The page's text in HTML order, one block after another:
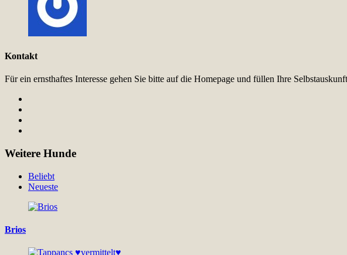
Kontakt
Für ein ernsthaftes Interesse gehen Sie bitte auf die Homepage und füllen Ihre
Weitere Hunde
Beliebt
Neueste
Brios